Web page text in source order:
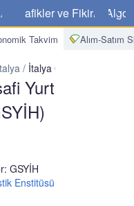
Grafikler ve Fikirler Algo
Takvim Alım-Satım
İtalya Gayrisafi Yurt İçi
Yurt
GSYİH
Enstitüsü